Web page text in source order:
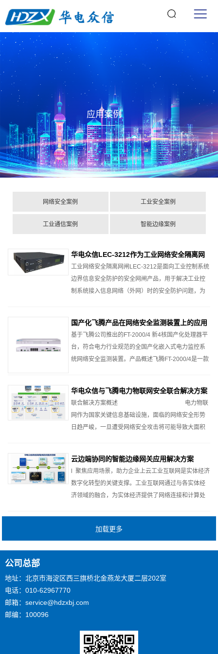
应用案例
网络安全案例 工业安全案例
工业通信案例 智能边缘案例
华电众信LEC-3212作为工业网络安全隔离网
闸的应用
工业网络安全隔离网闸LEC-3212是面向工业控制系统
边界信息安全防护的安全网闸产品，用于解决工业控
制系统接入信息网络（外网）时的安全防护问题，为
品规格和特点，以及该设备作为安全隔离网闸在MES
系统...
国产化飞腾产品在网络安全监测装置上的应用
基于飞腾公司推出的FT-2000/4 新4核国产化处理器平
台，符合电力行业规范的全国产化嵌入式电力监控系
统网络安全监测装置。产品概述飞腾FT-2000/4是一款
控、网络安全监测装置、通信网关、安全网...
华电众信与飞腾电力物联网安全联合解决方案
联合解决方案概述 电力物联
网作为国家关键信息基础设施，面临的网络安全形势
日趋严峻，一旦遭受网络安全攻击将可能导致大面积
云边端协同的智能边缘网关应用解决方案
l 聚焦应用场景，助力企业上云工业互联网是实体经济
数字化转型的关键支撑。工业互联网通过与各实体经
济领域的融合，为实体经济提供了网络连接和计算处
时，我们会发现从工业视角看，工业互联网主要表现
公司总部
地址：北京市海淀区西三旗桥北金燕龙大厦二层202室
电话：010-62967770
邮箱：service@hdzxbj.com
邮编：100096